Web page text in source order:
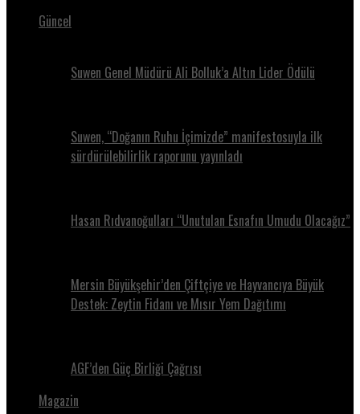
Güncel
Suwen Genel Müdürü Ali Bolluk’a Altın Lider Ödülü
Suwen, “Doğanın Ruhu İçimizde” manifestosuyla ilk
sürdürülebilirlik raporunu yayınladı
Hasan Rıdvanoğulları “Unutulan Esnafın Umudu Olacağız”
Mersin Büyükşehir’den Çiftçiye ve Hayvancıya Büyük
Destek: Zeytin Fidanı ve Mısır Yem Dağıtımı
AGF’den Güç Birliği Çağrısı
Magazin